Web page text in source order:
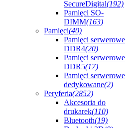
SecureDigital(192)
Pamięci SO-
DIMM(163)
Pamięci(40)
Pamięci serwerowe
DDR4(20)
Pamięci serwerowe
DDR5(17)
Pamięci serwerowe
dedykowane(2)
Peryferia(2852)
Akcesoria do
drukarek(110)
Bluetooth(19)